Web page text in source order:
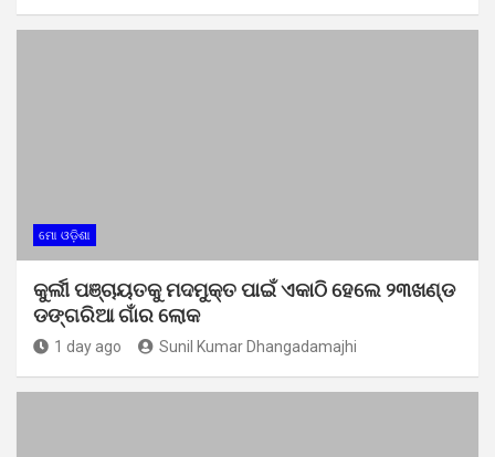
ମୋ ଓଡ଼ିଶା
କୁର୍ଲୀ ପଞ୍ଚାୟତକୁ ମଦମୁକ୍ତ ପାଇଁ ଏକାଠି ହେଲେ ୨୩ଖଣ୍ଡ
ଡଙ୍ଗରିଆ ଗାଁର ଲୋକ
1 day ago Sunil Kumar Dhangadamajhi